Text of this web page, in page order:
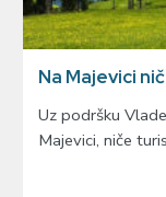
Na Majevici
Uz podršku
Majevici, niče